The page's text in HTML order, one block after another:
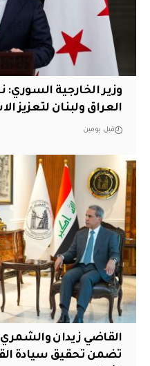
وزير الخارجية السوري:
العراق ولبنان لتعزيز
قبل يومين
القاضي زيدان والشمري
تضمن تحقيق سيادة